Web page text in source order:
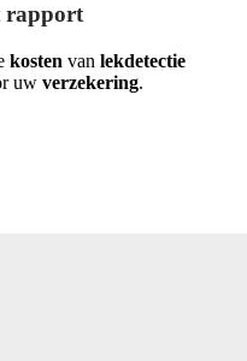
rapport
kosten van lekdetectie
uw verzekering.